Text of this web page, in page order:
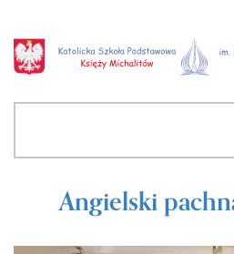
Angielski